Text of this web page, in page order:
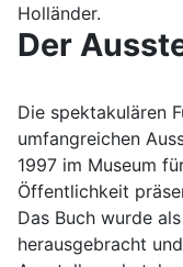
Holländer.
Der
Die spektakulären
umfangreichen
1997 im Museum
Öffentlichkeit
Das Buch wurde
herausgebracht